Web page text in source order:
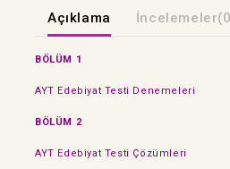
Açıklama
BÖLÜM 1
AYT Edebiyat Testi Denemeleri
BÖLÜM 2
AYT Edebiyat Testi Çözümleri